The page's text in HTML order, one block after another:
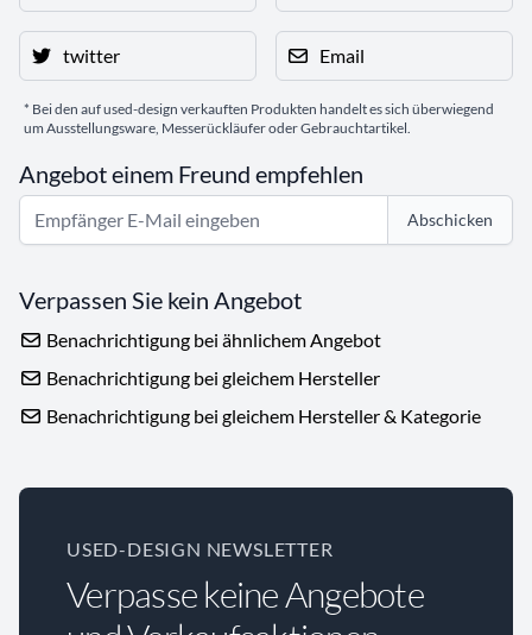
twitter Email
* Bei den auf used-design verkauften Produkten handelt es sich überwiegend
um Ausstellungsware, Messerückläufer oder Gebrauchtartikel.
Angebot einem Freund empfehlen
Abschicken
Verpassen Sie kein Angebot
Benachrichtigung bei ähnlichem Angebot
Benachrichtigung bei gleichem Hersteller
Benachrichtigung bei gleichem Hersteller & Kategorie
USED-DESIGN NEWSLETTER
Verpasse keine Angebote